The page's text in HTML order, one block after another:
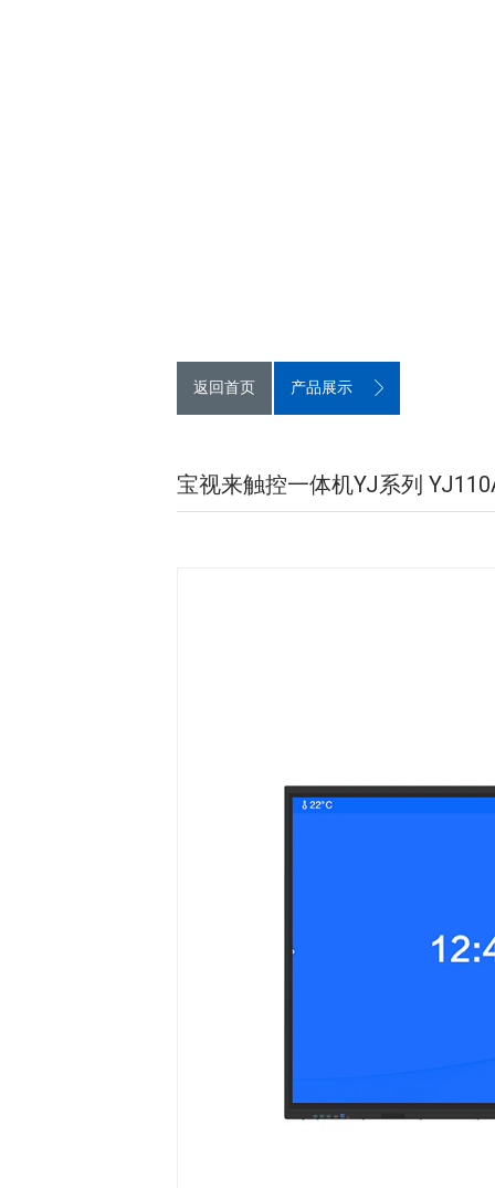
返回首页 产品展示
宝视来触控一体机YJ系列